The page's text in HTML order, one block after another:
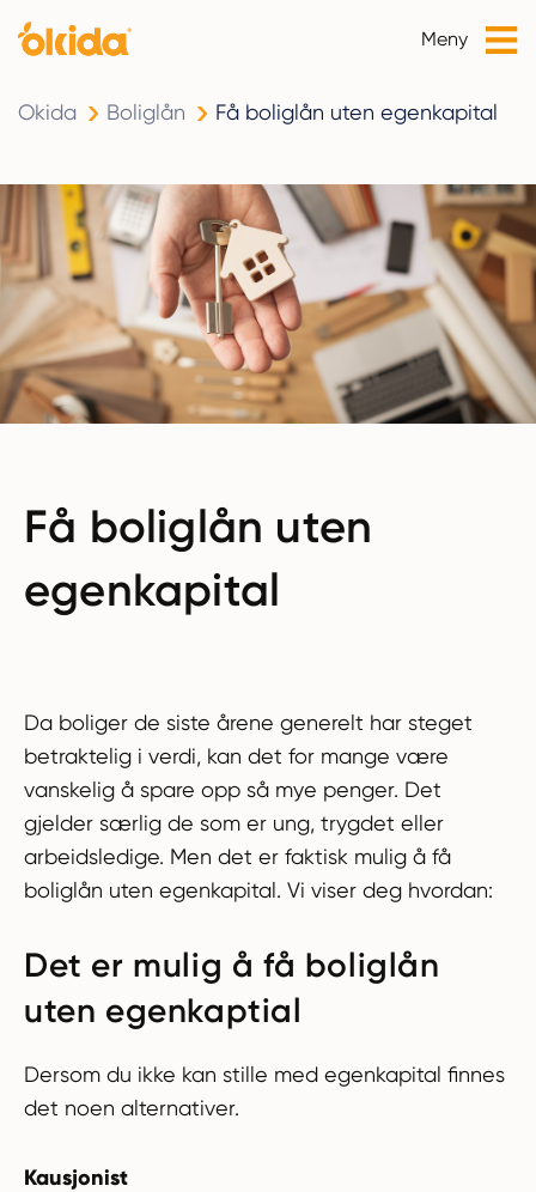
Meny
Okida Boliglån Få boliglån uten egenkapital
Få boliglån uten
egenkapital
Da boliger de siste årene generelt har steget
betraktelig i verdi, kan det for mange være
vanskelig å spare opp så mye penger. Det
gjelder særlig de som er ung, trygdet eller
arbeidsledige. Men det er faktisk mulig å få
boliglån uten egenkapital. Vi viser deg hvordan:
Det er mulig å få boliglån
uten egenkaptial
Dersom du ikke kan stille med egenkapital finnes
det noen alternativer.
Kausjonist